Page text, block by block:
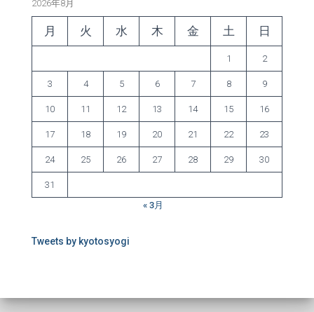
2026年8月
月 火 水 木 金 土 日
1 2
3 4 5 6 7 8 9
10 11 12 13 14 15 16
17 18 19 20 21 22 23
24 25 26 27 28 29 30
31
« 3月
Tweets by kyotosyogi